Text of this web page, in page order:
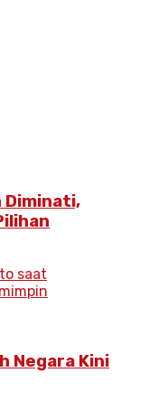
Diminati,
Negara Kini